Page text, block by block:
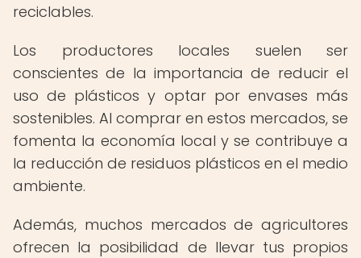
reciclables.
Los productores locales suelen ser
conscientes de la importancia de reducir el
uso de plásticos y optar por envases más
sostenibles. Al comprar en estos mercados, se
fomenta la economía local y se contribuye a
la reducción de residuos plásticos en el medio
ambiente.
Además, muchos mercados de agricultores
ofrecen la posibilidad de llevar tus propios